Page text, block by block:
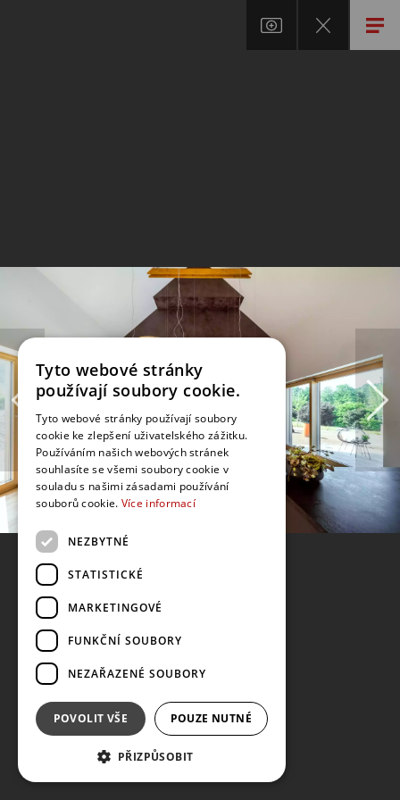
Tyto webové stránky
používají soubory cookie.
Tyto webové stránky používají soubory
cookie ke zlepšení uživatelského zážitku.
Používáním našich webových stránek
souhlasíte se všemi soubory cookie v
souladu s našimi zásadami používání
souborů cookie. Více informací
NEZBYTNÉ
STATISTICKÉ
MARKETINGOVÉ
FUNKČNÍ SOUBORY
NEZAŘAZENÉ SOUBORY
POVOLIT VŠE POUZE NUTNÉ
PŘIZPŮSOBIT